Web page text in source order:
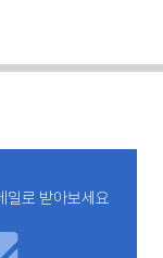
일로 받아보세요